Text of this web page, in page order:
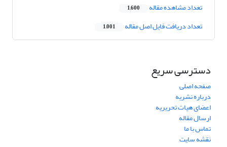
تعداد مشاهده مقاله 1,600
تعداد دریافت فایل اصل مقاله 1,001
دسترسی سریع
صفحه اصلی
درباره نشریه
اعضای هیات تحریریه
ارسال مقاله
تماس با ما
نقشه سایت